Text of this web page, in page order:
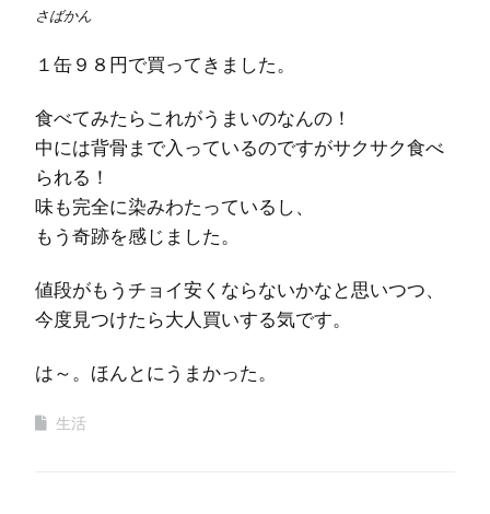
さばかん
１缶９８円で買ってきました。
食べてみたらこれがうまいのなんの！
中には背骨まで入っているのですがサクサク食べ
られる！
味も完全に染みわたっているし、
もう奇跡を感じました。
値段がもうチョイ安くならないかなと思いつつ、
今度見つけたら大人買いする気です。
は～。ほんとにうまかった。
生活